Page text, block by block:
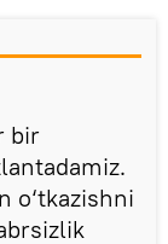
bir
o‘tkazishni